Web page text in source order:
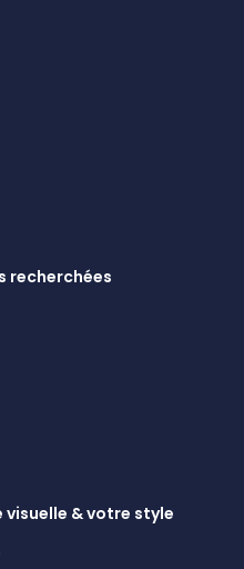
recherchées
& votre style